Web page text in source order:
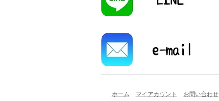
ホーム マイアカウント お問い合わせ